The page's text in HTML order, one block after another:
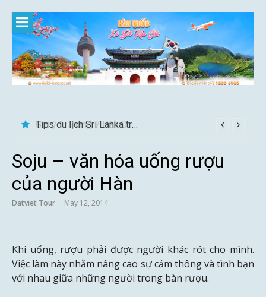
content
Tips du lịch Sri Lanka trọn vẹn cho người mới
Soju – văn hóa uống rượu
của người Hàn
Datviet Tour May 12, 2014
Khi uống, rượu phải được người khác rót cho mình.
Việc làm này nhằm nâng cao sự cảm thông và tình bạn
với nhau giữa những người trong bàn rượu.